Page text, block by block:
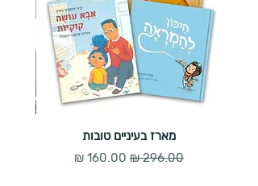
מארז בעיניים טובות
מחיר רגיל
מחיר מבצע